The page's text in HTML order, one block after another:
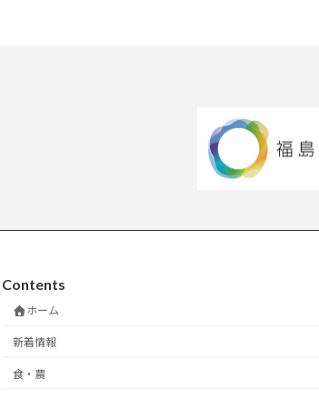
Contents
ホーム
新着情報
食・農